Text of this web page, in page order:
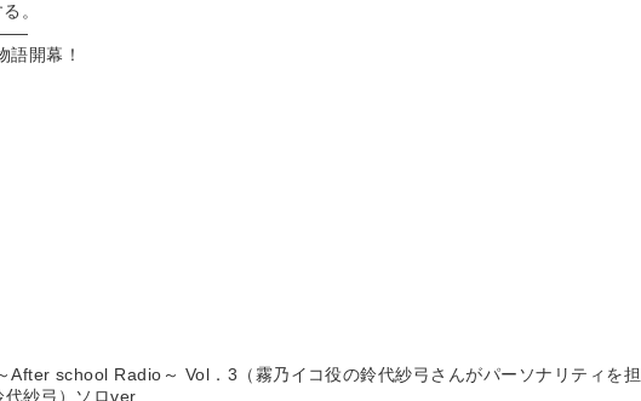
。
――
語開幕！
After school Radio～ Vol．3（霧乃イコ役の鈴代紗弓さんがパーソナリティを
代紗弓）ソロver